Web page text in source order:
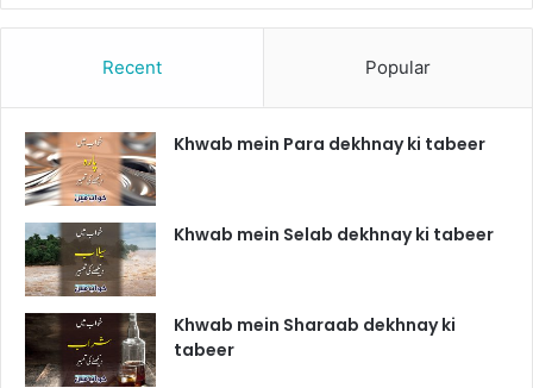
Recent Popular
Khwab mein Para dekhnay ki tabeer
Khwab mein Selab dekhnay ki tabeer
Khwab mein Sharaab dekhnay ki
tabeer